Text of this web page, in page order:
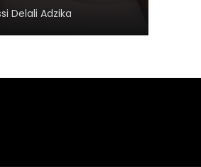
portée par la
et
Delali Adzika